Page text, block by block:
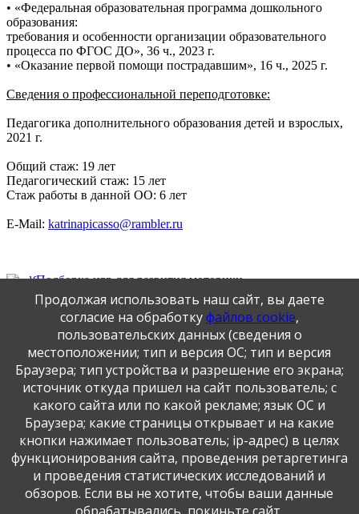
• «Федеральная образовательная программа дошкольного
образования:
требования и особенности организации образовательного
процесса по ФГОС ДО», 36 ч., 2023 г.
• «Оказание первой помощи пострадавшим», 16 ч., 2025 г.
Сведения о профессиональной переподготовке:
Педагогика дополнительного образования детей и взрослых,
2021 г.
Общий стаж: 19 лет
Педагогический стаж: 15 лет
Стаж работы в данной ОО: 6 лет
E-Mail: katrinapicasso@rambler.ru
Подборка игр для развития моторики
Использование ИКТ в организации образовательной
деятельности детей
Сказкотерапия в детском саду
Консультация для родителей «Пальчиковая гимнастика»
Консультация для родителей «Система работы с детьми
по сенсорному воспитанию-статья»
Проект «Мы сажали огород»
Консультация для родителей «Детям о насекомых»
Конспект НОД по опытно-экспериментальной
деятельности в младшей группе "Волшебные превращения
(смешивание цветов)"
Продолжая использовать наш сайт, вы даете
согласие на обработкуфайлов cookie,
пользовательских данных (сведения о
местоположении; тип и версия ОС; тип и версия
Браузера; тип устройства и разрешение его экрана;
источник откуда пришел на сайт пользователь; с
какого сайта или по какой рекламе; язык ОС и
Браузера; какие страницы открывает и на какие
кнопки нажимает пользователь; ip-адрес) в целях
функционирования сайта, проведения ретаргетинга
и проведения статистических исследований и
обзоров. Если вы не хотите, чтобы ваши данные